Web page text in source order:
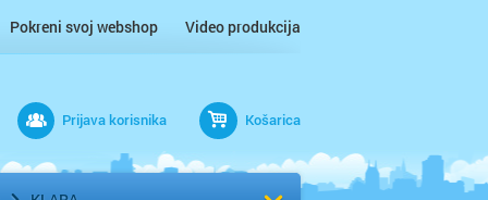
Pokreni svoj webshop Video produkcija
Prijava korisnika Košarica